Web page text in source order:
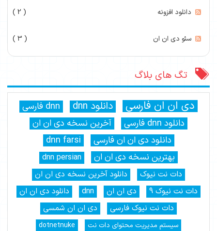
دانلود افزونه ( 2 )
سئو دی ان ان ( 3 )
تگ های بلاگ
دی ان ان فارسی دانلود dnn
dnn فارسی
دانلود dnn فارسی
آخرین نسخه دی ان ان
دانلود دی ان ان فارسی
dnn farsi
بهترین نسخه دی ان ان
dnn persian
دات نت نیوک
دانلود آخرین نسخه دی ان ان
دات نت نیوک 9
دی ان ان dnn
دانلود دی ان ان
دات نت نیوک فارسی
دی ان ان شمسی
سیستم مدیریت محتوای دات نت
dotnetnuke